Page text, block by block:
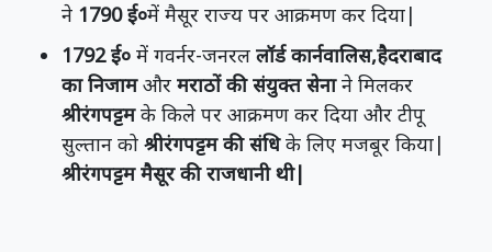
ने 1790 ई०में मैसूर राज्य पर आक्रमण कर दिया|
1792 ई० में गवर्नर-जनरल लॉर्ड कार्नवालिस,हैदराबाद
का निजामऔर मराठों की संयुक्त सेनाने मिलकर
श्रीरंगपट्टमके किले पर आक्रमण कर दिया और टीपू
सुल्तान को श्रीरंगपट्टम की संधिके लिए मजबूर किया|
श्रीरंगपट्टम मैसूर की राजधानी थी|